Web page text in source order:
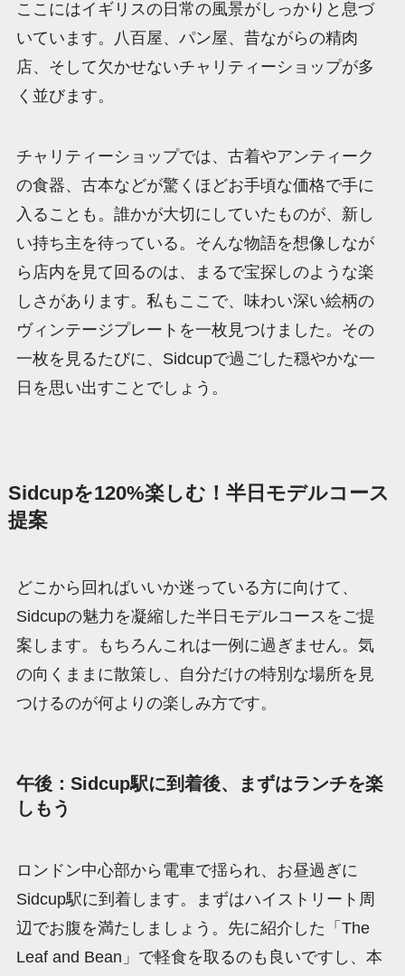
ここにはイギリスの日常の風景がしっかりと息づ
いています。八百屋、パン屋、昔ながらの精肉
店、そして欠かせないチャリティーショップが多
く並びます。
チャリティーショップでは、古着やアンティーク
の食器、古本などが驚くほどお手頃な価格で手に
入ることも。誰かが大切にしていたものが、新し
い持ち主を待っている。そんな物語を想像しなが
ら店内を見て回るのは、まるで宝探しのような楽
しさがあります。私もここで、味わい深い絵柄の
ヴィンテージプレートを一枚見つけました。その
一枚を見るたびに、Sidcupで過ごした穏やかな一
日を思い出すことでしょう。
Sidcupを120%楽しむ！半日モデルコース
提案
どこから回ればいいか迷っている方に向けて、
Sidcupの魅力を凝縮した半日モデルコースをご提
案します。もちろんこれは一例に過ぎません。気
の向くままに散策し、自分だけの特別な場所を見
つけるのが何よりの楽しみ方です。
午後：Sidcup駅に到着後、まずはランチを楽
しもう
ロンドン中心部から電車で揺られ、お昼過ぎに
Sidcup駅に到着します。まずはハイストリート周
辺でお腹を満たしましょう。先に紹介した「The
Leaf and Bean」で軽食を取るのも良いですし、本